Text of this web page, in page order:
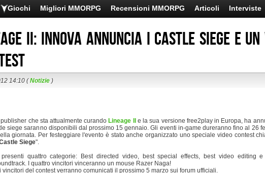
Giochi Migliori MMORPG Recensioni MMORPG Articoli Interviste
II: Innova annuncia i castle siege e un
14:10 (Notizie )
publisher che sta attualmente curando Lineage II
e la sua versione free2play in Europa, ha
siege saranno disponibili dal prossimo 15 gennaio. Gli eventi in-game dureranno fino al 26
giornata. Per festeggiare l'evento è stato anche organizzato uno speciale video contest
Siege".
quattro categorie: Best directed video, best special effects, best video editing e
I quattro vincitori vinceranno un mouse Razer Naga!
vincitori del contest verranno comunicati il prossimo 5 marzo sui forum ufficiali.